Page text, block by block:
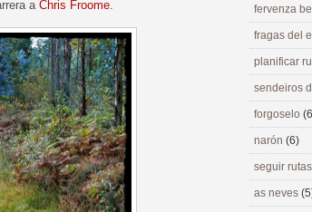
aChris Froome. fervenza
fragas del
planificar
sendeiros
forgoselo
narón (6)
seguir
as neves